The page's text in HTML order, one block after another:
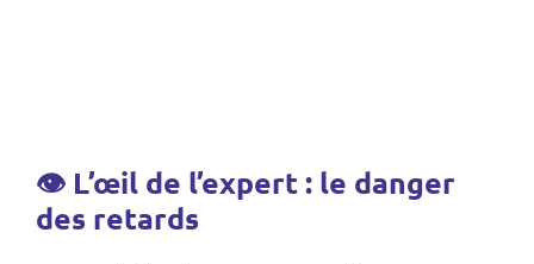
👁 L’œil de l’expert : le danger
des retards